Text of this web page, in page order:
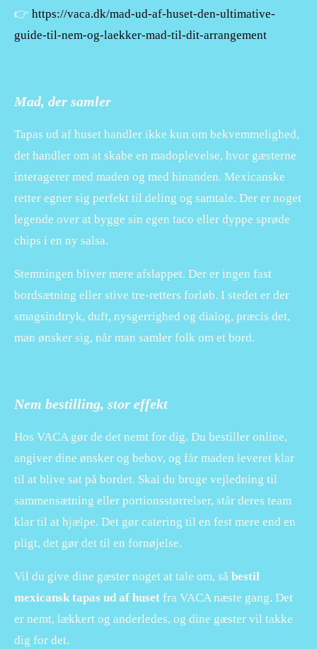
👉 https://vaca.dk/mad-ud-af-huset-den-ultimative-
guide-til-nem-og-laekker-mad-til-dit-arrangement
Mad, der samler
Tapas ud af huset handler ikke kun om bekvemmelighed,
det handler om at skabe en madoplevelse, hvor gæsterne
interagerer med maden og med hinanden. Mexicanske
retter egner sig perfekt til deling og samtale. Der er noget
legende over at bygge sin egen taco eller dyppe sprøde
chips i en ny salsa.
Stemningen bliver mere afslappet. Der er ingen fast
bordsætning eller stive tre-retters forløb. I stedet er der
smagsindtryk, duft, nysgerrighed og dialog, præcis det,
man ønsker sig, når man samler folk om et bord.
Nem bestilling, stor effekt
Hos VACA gør de det nemt for dig. Du bestiller online,
angiver dine ønsker og behov, og får maden leveret klar
til at blive sat på bordet. Skal du bruge vejledning til
sammensætning eller portionsstørrelser, står deres team
klar til at hjælpe. Det gør catering til en fest mere end en
pligt, det gør det til en fornøjelse.
Vil du give dine gæster noget at tale om, så bestil
mexicansk tapas ud af huset fra VACA næste gang. Det
er nemt, lækkert og anderledes, og dine gæster vil takke
dig for det.